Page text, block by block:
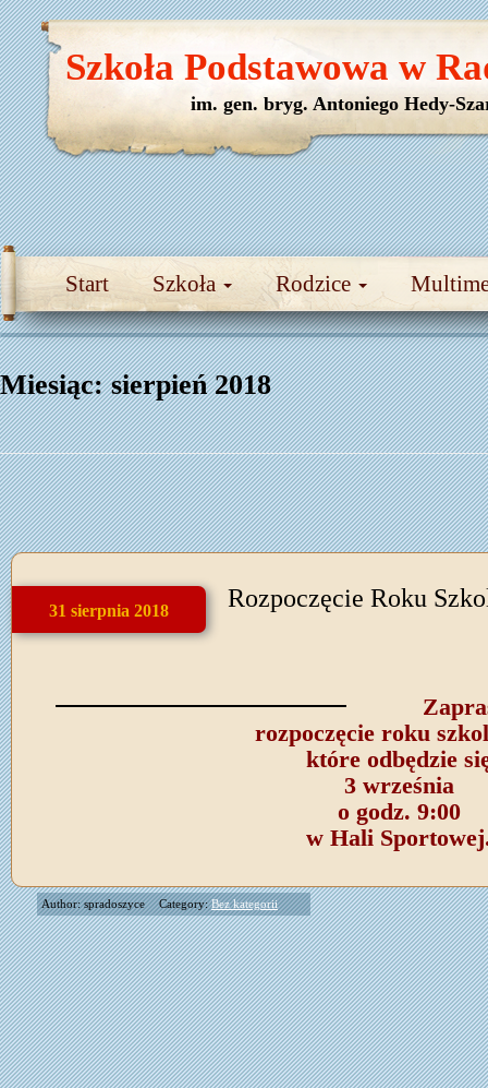
Start Szkoła Rodzice
Szkoła Podstawowa w
im. gen. bryg. Antoniego Hedy-
Miesiąc:sierpień 2018
31 sierpnia 2018 Rozpoczęcie Roku
rozpoczęcie roku
które odbędzie
3 września
o godz. 9:00
w Hali
Author: spradoszyce Category:Bez kategorii